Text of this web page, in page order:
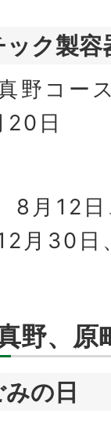
ク製容
野コー
日
8月12
月30
野、原
の日